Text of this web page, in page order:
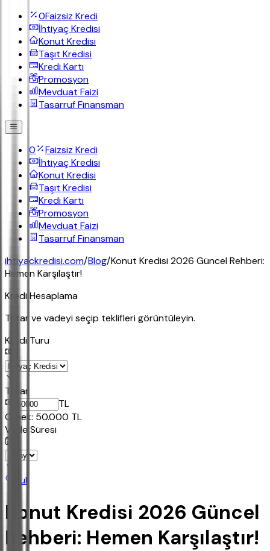
0Faizsiz Kredi
İhtiyaç Kredisi
Konut Kredisi
Taşıt Kredisi
Kredi Kartı
Promosyon
Mevduat Faizi
Tasarruf Finansman
0
Faizsiz Kredi
İhtiyaç Kredisi
Konut Kredisi
Taşıt Kredisi
Kredi Kartı
Promosyon
Mevduat Faizi
Tasarruf Finansman
ihtiyackredisi.com/Blog/Konut Kredisi 2026 Güncel Rehberi:
Hemen Karşılaştır!
Kredi Hesaplama
Tutar ve vadeyi seçip teklifleri görüntüleyin.
Kredi Turu
Tutar
TL
Ornek: 50.000 TL
Vade Süresi
Bul
Konut Kredisi 2026 Güncel
Rehberi: Hemen Karşılaştır!